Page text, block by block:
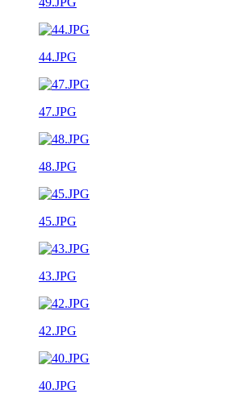
44.JPG
47.JPG
48.JPG
45.JPG
43.JPG
42.JPG
40.JPG